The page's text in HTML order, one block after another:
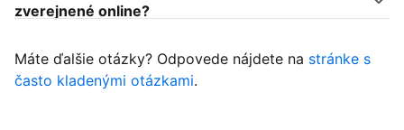
zverejnené online?
Máte ďalšie otázky? Odpovede nájdete na stránke s
často kladenými otázkami.